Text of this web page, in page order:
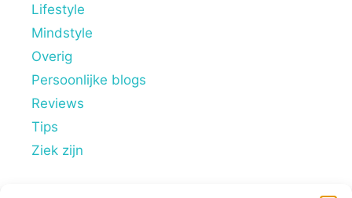
Lifestyle
Mindstyle
Overig
Persoonlijke blogs
Reviews
Tips
Ziek zijn